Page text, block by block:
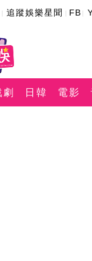
追蹤娛樂星聞 FB
劇 日韓 電影